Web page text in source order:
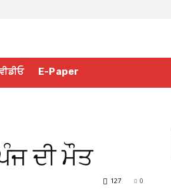
E-Paper
ਦੀ ਮੌਤ
0
127